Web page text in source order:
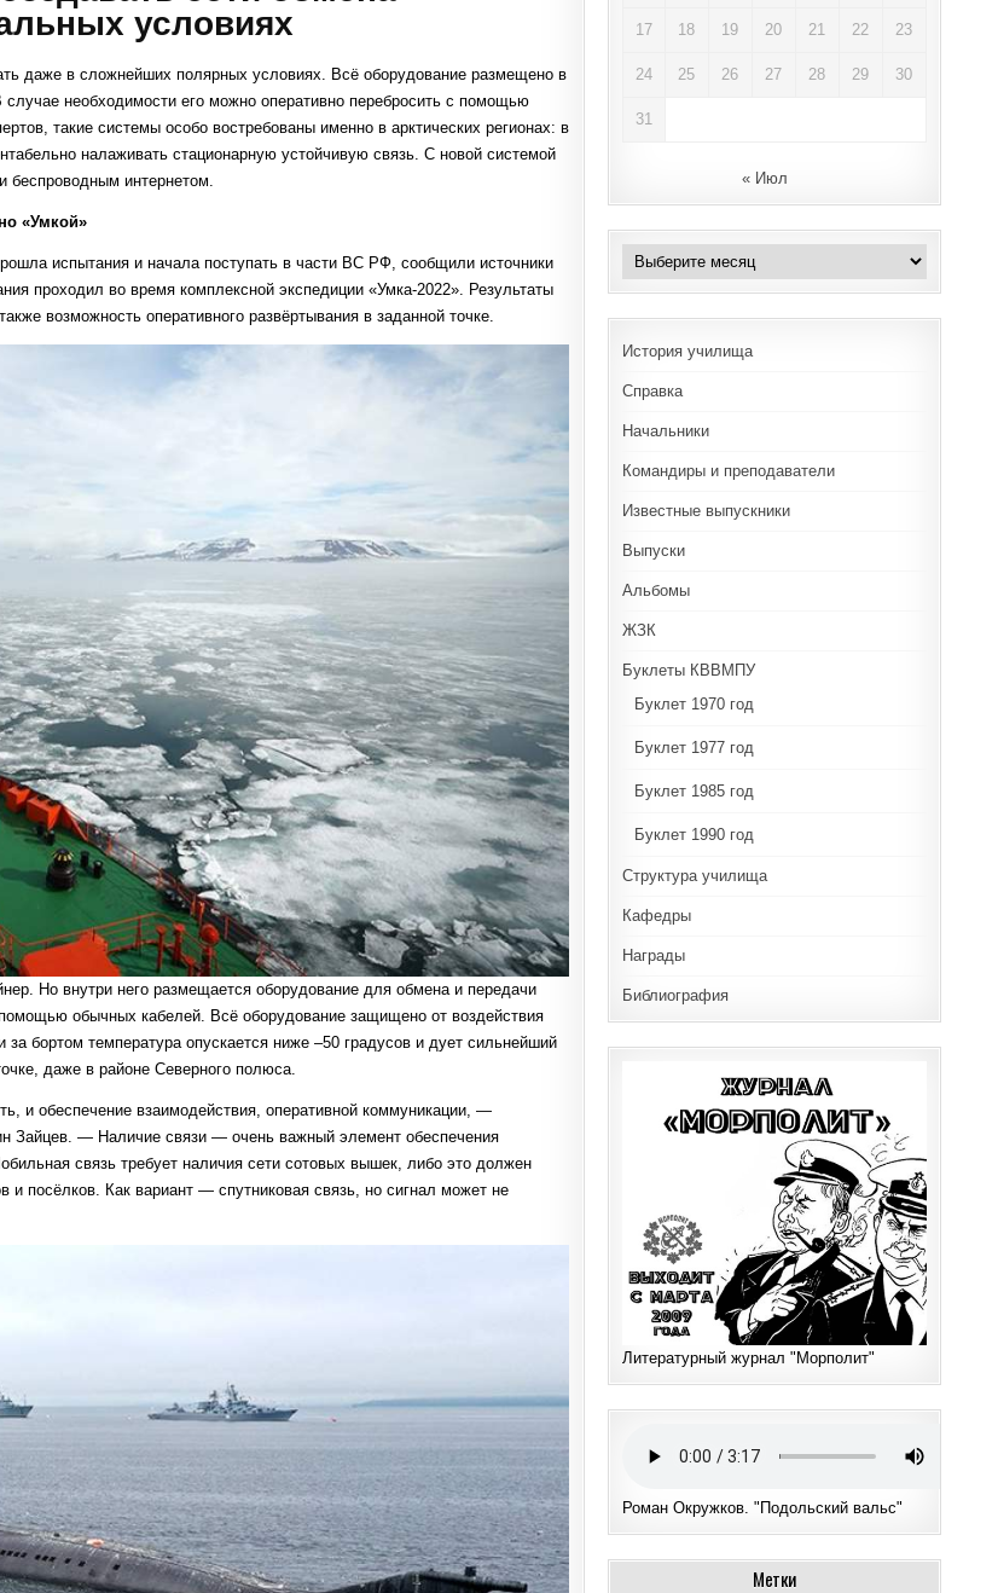
АРКТИЧЕСКОГО
ИНТЕРНЕТА
условиях
даже в сложнейших полярных условиях. Всё оборудование размещено в
необходимости его можно оперативно перебросить с помощью
такие системы особо востребованы именно в арктических регионах: в
налаживать стационарную устойчивую связь. С новой системой
интернетом.
«Умкой»
испытания и начала поступать в части ВС РФ, сообщили источники
проходил во время комплексной экспедиции «Умка-2022». Результаты
возможность оперативного развёртывания в заданной точке.
Но внутри него размещается оборудование для обмена и передачи
обычных кабелей. Всё оборудование защищено от воздействия
бортом температура опускается ниже –50 градусов и дует сильнейший
даже в районе Северного полюса.
и обеспечение взаимодействия, оперативной коммуникации, —
Зайцев. — Наличие связи — очень важный элемент обеспечения
связь требует наличия сети сотовых вышек, либо это должен
посёлков. Как вариант — спутниковая связь, но сигнал может не
17 18 19 20 21 22 23
24 25 26 27 28 29 30
31
« Июл
Архивы
История училища
Справка
Начальники
Командиры и преподаватели
Известные выпускники
Выпуски
Альбомы
ЖЗК
Буклеты КВВМПУ
Буклет 1970 год
Буклет 1977 год
Буклет 1985 год
Буклет 1990 год
Структура училища
Кафедры
Награды
Библиография
Литературный журнал "Морполит"
Роман Окружков. "Подольский вальс"
Метки